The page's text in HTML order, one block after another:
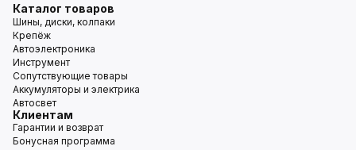
Каталог товаров
Шины, диски, колпаки
Крепёж
Автоэлектроника
Инструмент
Сопутствующие товары
Аккумуляторы и электрика
Автосвет
Клиентам
Гарантии и возврат
Бонусная программа